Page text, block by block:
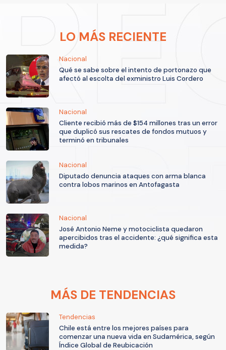
LO MÁS RECIENTE
Nacional
Qué se sabe sobre el intento de portonazo que
afectó al escolta del exministro Luis Cordero
Nacional
Cliente recibió más de $154 millones tras un error
que duplicó sus rescates de fondos mutuos y
terminó en tribunales
Nacional
Diputado denuncia ataques con arma blanca
contra lobos marinos en Antofagasta
Nacional
José Antonio Neme y motociclista quedaron
apercibidos tras el accidente: ¿qué significa esta
medida?
MÁS DE TENDENCIAS
Tendencias
Chile está entre los mejores países para
comenzar una nueva vida en Sudamérica, según
Índice Global de Reubicación